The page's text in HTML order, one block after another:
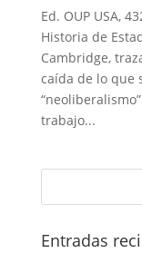
Ed. OUP USA,
Historia de
Cambridge,
caída de lo que
trabajo...
Entradas